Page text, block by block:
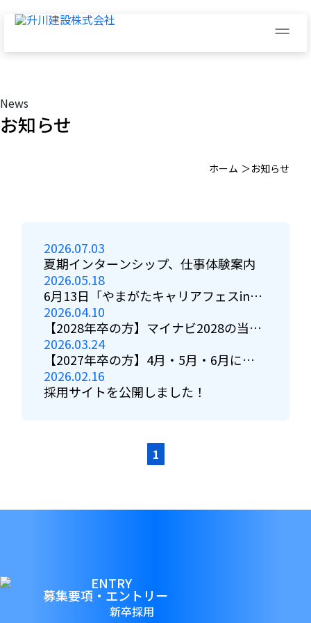
News
お知らせ
ホーム お知らせ
2026.07.03
夏期インターンシップ、仕事体験案内
2026.05.18
6月13日「やまがたキャリアフェスin
TOKYO」へ出展します
2026.04.10
【2028年卒の方】マイナビ2028の当社
ページがオープンしました
2026.03.24
【2027年卒の方】4月・5月・6月に
web説明会を実施します！
2026.02.16
採用サイトを公開しました！
1
募集要項・エントリー
新卒採用